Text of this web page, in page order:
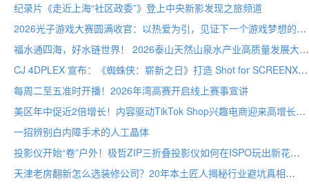
纪录片《走近上海“社区政委”》登上中央新影发现之旅频道
2026光子游戏大赛圆满收官：以热爱为引，见证下一个游戏梦想的诞生
福水通四海，好水链世界！ 2026泰山天然山泉水产业高质量发展大会圆满举行
CJ 4DPLEX 宣布：《蜘蛛侠：崭新之日》打造 Shot for SCREENX 专属版本
每周二至五准时开播！2026年湾高赛开启线上赛事宣讲
美区年中促近2倍增长！内容驱动TikTok Shop兴趣电商迎来高增长
一招辨别白内障手术的人工晶体
投影仪开始“卷”户外！极哲ZIP三折叠投影仪如何在ISPO玩出新花样？
天津老房翻新怎么选装修公司？20年本土匠人揭秘行业避坑真相